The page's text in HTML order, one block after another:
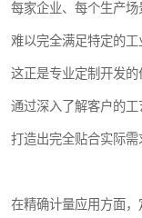
每家企业、每个生产
难以完全满足特定的工
这正是专业定制开发的
通过深入了解客户的
打造出完全贴合实际需
在精确计量应用方面